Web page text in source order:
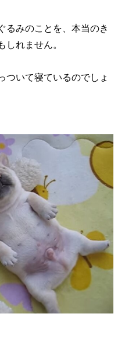
るみのことを、本当のき
れません。
ついて寝ているのでしょ